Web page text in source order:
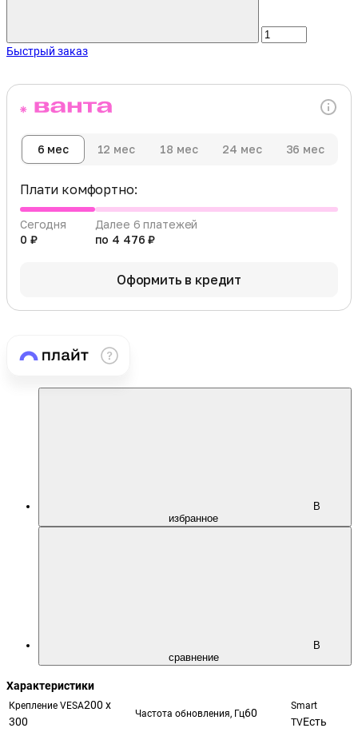
Быстрый заказ
6 мес 12 мес 18 мес 24 мес 36 мес
Плати комфортно:
Сегодня
0 ₽
Далее 6 платежей
по 4 476 ₽
Оформить в кредит
В
избранное
В
сравнение
Характеристики
Крепление VESA200 x
300
Частота обновления, Гц60
Smart
TVЕсть